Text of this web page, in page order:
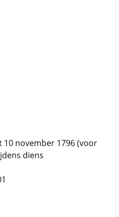
10 november 1796 (voor
diens